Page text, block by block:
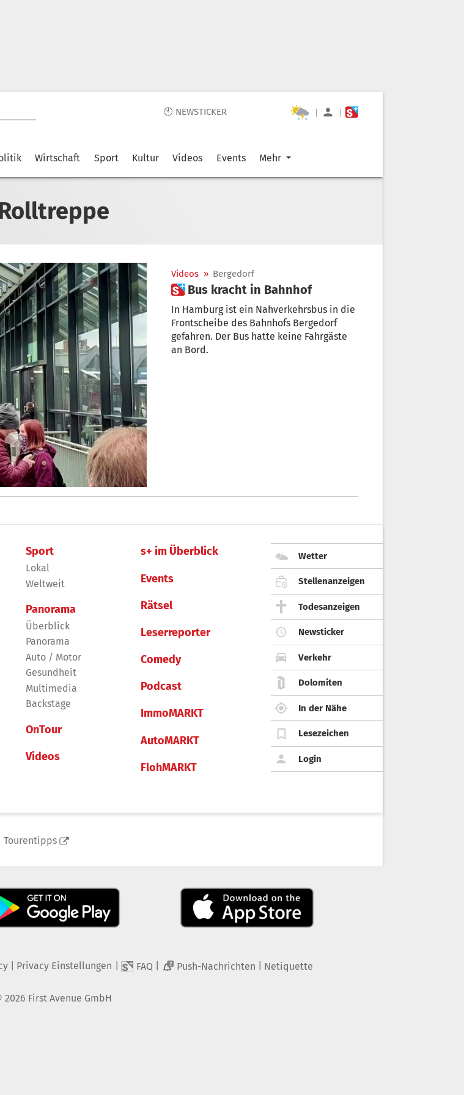
🕙 NEWSTICKER | |
Wirtschaft Sport Kultur Videos Events Mehr
Videos » Bergedorf
 Bus kracht in Bahnhof
In Hamburg ist ein Nahverkehrsbus in die
Frontscheibe des Bahnhofs Bergedorf
gefahren. Der Bus hatte keine Fahrgäste
an Bord.
Sport
Lokal
Weltweit
Panorama
Überblick
Panorama
Auto / Motor
Gesundheit
Multimedia
Backstage
OnTour
Videos
s+ im Überblick
Events
Rätsel
Leserreporter
Comedy
Podcast
ImmoMARKT
AutoMARKT
FlohMARKT
Wetter
Stellenanzeigen
Todesanzeigen
Newsticker
Verkehr
Dolomiten
In der Nähe
Lesezeichen
Login
Tourentipps
| Privacy Einstellungen FAQ 2 Push-Nachrichten Netiquette
2026 First Avenue GmbH